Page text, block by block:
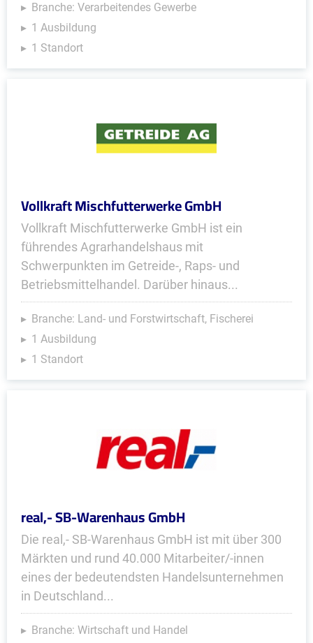
Branche: Verarbeitendes Gewerbe
1 Ausbildung
1 Standort
Vollkraft Mischfutterwerke GmbH
Vollkraft Mischfutterwerke GmbH ist ein
führendes Agrarhandelshaus mit
Schwerpunkten im Getreide-, Raps- und
Betriebsmittelhandel. Darüber hinaus...
Branche: Land- und Forstwirtschaft, Fischerei
1 Ausbildung
1 Standort
real,- SB-Warenhaus GmbH
Die real,- SB-Warenhaus GmbH ist mit über 300
Märkten und rund 40.000 Mitarbeiter/-innen
eines der bedeutendsten Handelsunternehmen
in Deutschland...
Branche: Wirtschaft und Handel